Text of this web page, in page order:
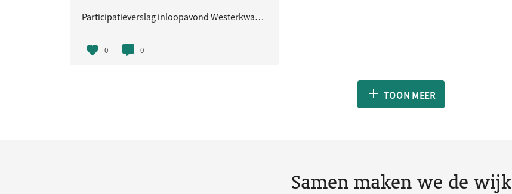
Participatieverslag inloopavond Westerkwartier 29 januari 2026
0 0
TOON MEER
Samen maken we de wijk